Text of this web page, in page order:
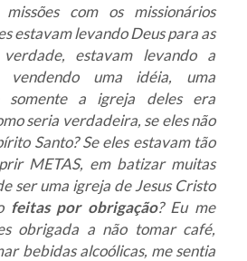
com os missionários
estavam levando Deus para as
estavam levando a
vendendo uma idéia, uma
somente a igreja deles era
seria verdadeira, se eles não
Santo? Se eles estavam tão
METAS, em batizar muitas
ser uma igreja de Jesus Cristo
feitas por obrigação? Eu me
obrigada a não tomar café,
bebidas alcoólicas, me sentia